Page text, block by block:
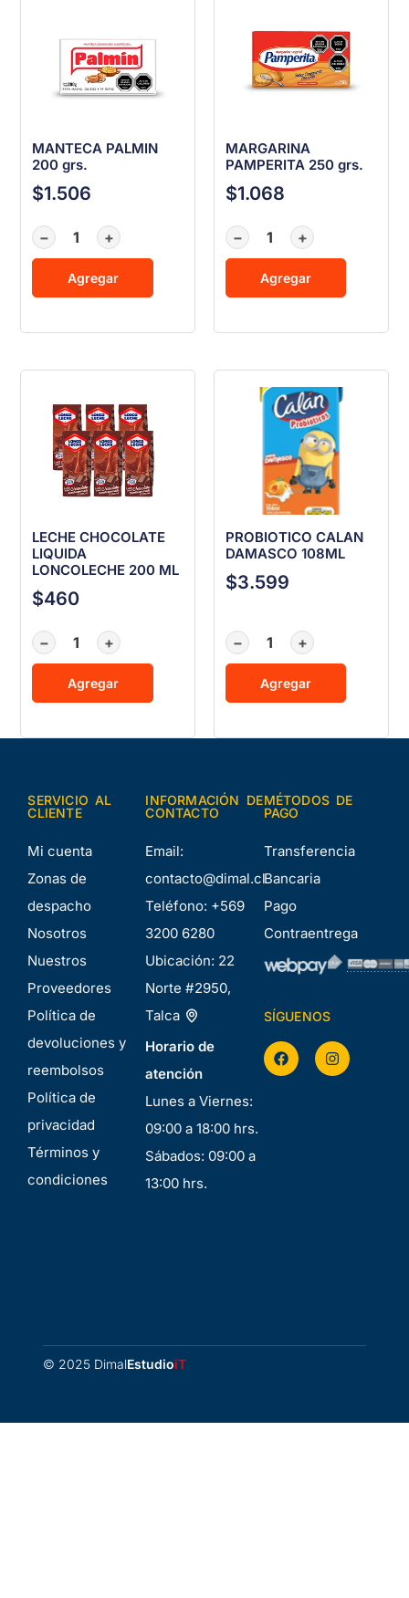
MANTECA PALMIN
200 grs.
$1.506
− +
Agregar
MARGARINA
PAMPERITA 250 grs.
$1.068
− +
Agregar
LECHE CHOCOLATE
LIQUIDA
LONCOLECHE 200 ML
$460
− +
Agregar
PROBIOTICO CALAN
DAMASCO 108ML
$3.599
− +
Agregar
SERVICIO AL
CLIENTE
Mi cuenta
Zonas de
despacho
Nosotros
Nuestros
Proveedores
Política de
devoluciones y
reembolsos
Política de
privacidad
Términos y
condiciones
INFORMACIÓN DE
CONTACTO
Email:
contacto@dimal.cl
Teléfono: +569
3200 6280
Ubicación: 22
Norte #2950,
Talca
Horario de
atención
Lunes a Viernes:
09:00 a 18:00 hrs.
Sábados: 09:00 a
13:00 hrs.
MÉTODOS DE
PAGO
Transferencia
Bancaria
Pago
Contraentrega
SÍGUENOS
© 2025 DimalEstudioiT